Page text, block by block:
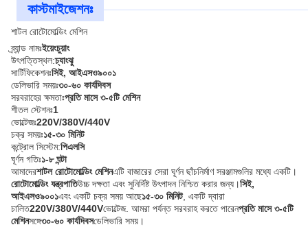
কাস্টমাইজেশনঃ
শাটল রোটোমোল্ডিং মেশিন
ব্র্যান্ড নামঃইয়েংচুয়াং
উৎপত্তিস্থল:চ্যাংঝু
সার্টিফিকেশনঃসিই, আইএসও৯০০১
ডেলিভারি সময়ঃ৩০-৬০ কার্যদিবস
সরবরাহের ক্ষমতাঃপ্রতি মাসে ৩-৫টি মেশিন
শীতল স্টেশনঃ1
ভোল্টেজঃ220V/380V/440V
চক্র সময়ঃ১৫-৩০ মিনিট
কন্ট্রোল সিস্টেম:পিএলসি
ঘূর্ণন গতিঃ১-৮ ঘন্টা
আমাদেরশাটল রোটোমোল্ডিং মেশিনএটি বাজারের সেরা ঘূর্ণন ছাঁচনির্মাণ সরঞ্জামগুলির মধ্যে একটি।
রোটোমোল্ডিং যন্ত্রপাতিউচ্চ দক্ষতা এবং সুনির্দিষ্ট উৎপাদন নিশ্চিত করার জন্য।সিই,
আইএসও৯০০১এবং একটি চক্র সময় আছে১৫-৩০ মিনিট, একটি দ্বারা
চালিত220V/380V/440Vভোল্টেজ. আমরা পর্যন্ত সরবরাহ করতে পারেনপ্রতি মাসে ৩-৫টি
মেশিনসঙ্গে৩০-৬০ কার্যদিবসডেলিভারি সময়।